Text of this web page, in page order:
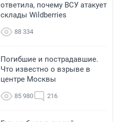
ответила, почему ВСУ атакует
склады Wildberries
88 334
Погибшие и пострадавшие.
Что известно о взрыве в
центре Москвы
85 980 216